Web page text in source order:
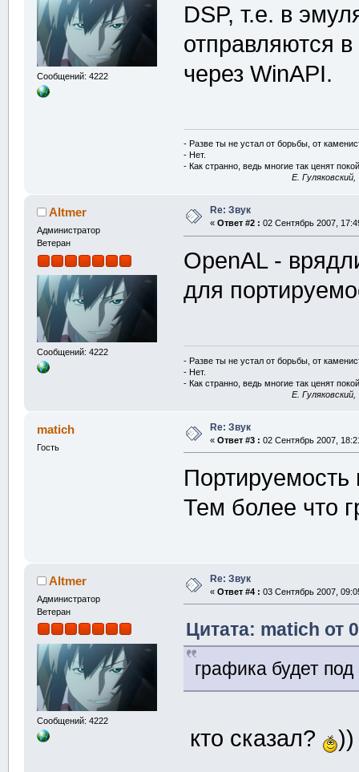
Сообщений: 4222
DSP, т.е. в
отправляются
через WinAPI.
- Разве ты не устал от борьбы, от
- Нет.
- Как странно, ведь многие так ценят
E.
Altmer
Администратор
Ветеран
Сообщений: 4222
Re: Звук
« Ответ #2 : 02 Сентябрь 2007,
OpenAL -
для
- Разве ты не устал от борьбы, от
- Нет.
- Как странно, ведь многие так ценят
E.
matich
Гость
Re: Звук
« Ответ #3 : 02 Сентябрь 2007,
Тем более что
Altmer
Администратор
Ветеран
Сообщений: 4222
Re: Звук
« Ответ #4 : 03 Сентябрь 2007,
Цитата: matich от
графика будет
кто сказал? ))